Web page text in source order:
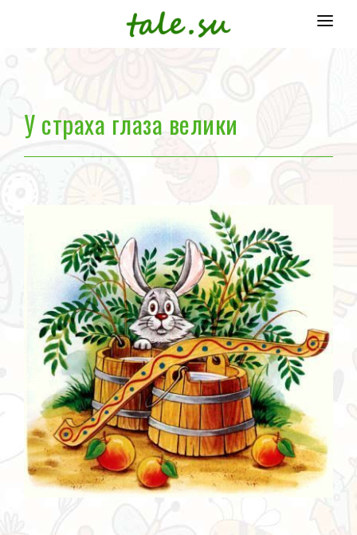
Главная
Народные сказки
Отечественные писатели
Зарубежные писатели
У страха глаза велики